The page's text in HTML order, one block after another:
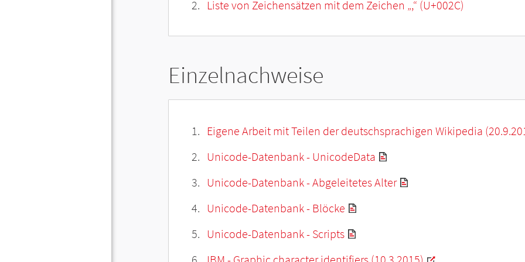
Liste von Zeichensätzen mit dem Zeichen „,“ (U+002C)
Einzelnachweise
Eigene Arbeit mit Teilen der deutschsprachigen Wikipedia
Unicode-Datenbank - UnicodeData
Unicode-Datenbank - Abgeleitetes Alter
Unicode-Datenbank - Blöcke
Unicode-Datenbank - Scripts